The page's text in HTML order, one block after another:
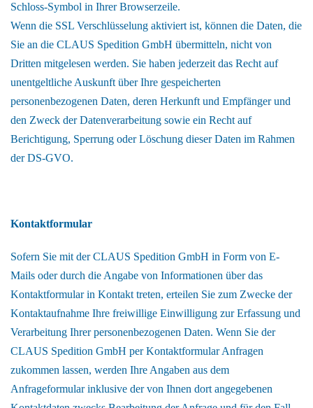
Schloss-Symbol in Ihrer Browserzeile.
Wenn die SSL Verschlüsselung aktiviert ist, können die Daten, die
Sie an die CLAUS Spedition GmbH übermitteln, nicht von
Dritten mitgelesen werden. Sie haben jederzeit das Recht auf
unentgeltliche Auskunft über Ihre gespeicherten
personenbezogenen Daten, deren Herkunft und Empfänger und
den Zweck der Datenverarbeitung sowie ein Recht auf
Berichtigung, Sperrung oder Löschung dieser Daten im Rahmen
der DS-GVO.
Kontaktformular
Sofern Sie mit der CLAUS Spedition GmbH in Form von E-
Mails oder durch die Angabe von Informationen über das
Kontaktformular in Kontakt treten, erteilen Sie zum Zwecke der
Kontaktaufnahme Ihre freiwillige Einwilligung zur Erfassung und
Verarbeitung Ihrer personenbezogenen Daten. Wenn Sie der
CLAUS Spedition GmbH per Kontaktformular Anfragen
zukommen lassen, werden Ihre Angaben aus dem
Anfrageformular inklusive der von Ihnen dort angegebenen